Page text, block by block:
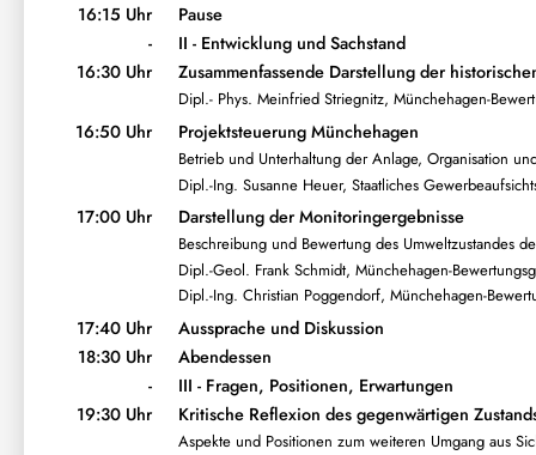
16:15 Uhr
Pause
-
II - Entwicklung und Sachstand
16:30 Uhr
Zusammenfassende Darstellung der
Dipl.- Phys. Meinfried Striegnitz, Münchehagen-
16:50 Uhr Projektsteuerung Münchehagen
Betrieb und Unterhaltung der Anlage, Organisation
Dipl.-Ing. Susanne Heuer, Staatliches
17:00 Uhr Darstellung der Monitoringergebnisse
Beschreibung und Bewertung des Umweltzustandes
Dipl.-Geol. Frank Schmidt, Münchehagen-
Dipl.-Ing. Christian Poggendorf, Münchehagen-
17:40 Uhr
Aussprache und Diskussion
18:30 Uhr
Abendessen
-
III - Fragen, Positionen, Erwartungen
19:30 Uhr
Kritische Reflexion des gegenwärtigen
Aspekte und Positionen zum weiteren Umgang aus